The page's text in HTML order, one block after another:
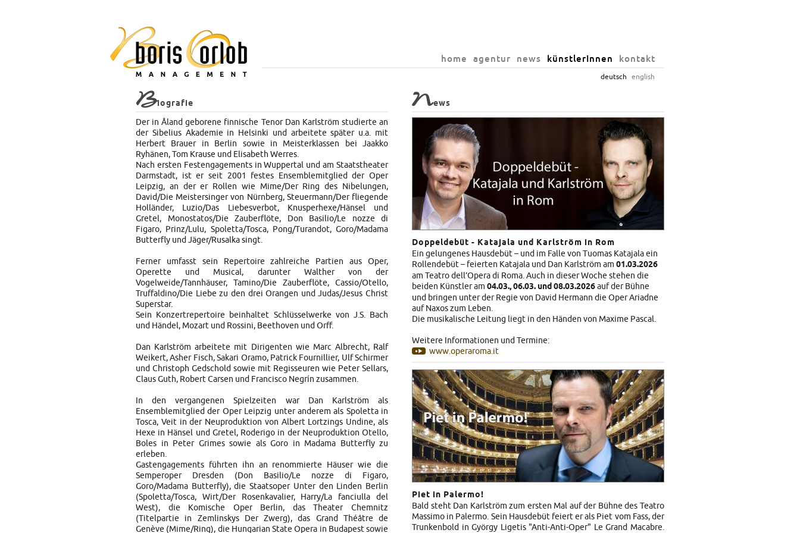
home agentur news künstlerInnen kontakt
deutsch english
Biografie
Der in Åland geborene finnische Tenor Dan Karlström studierte an
der Sibelius Akademie in Helsinki und arbeitete später u.a. mit
Herbert Brauer in Berlin sowie in Meisterklassen bei Jaakko
Ryhänen, Tom Krause und Elisabeth Werres.
Nach ersten Festengagements in Wuppertal und am Staatstheater
Darmstadt, ist er seit 2001 festes Ensemblemitglied der Oper
Leipzig, an der er Rollen wie Mime/Der Ring des Nibelungen,
David/Die Meistersinger von Nürnberg, Steuermann/Der fliegende
Holländer, Luzio/Das Liebesverbot, Knusperhexe/Hänsel und
Gretel, Monostatos/Die Zauberflöte, Don Basilio/Le nozze di
Figaro, Prinz/Lulu, Spoletta/Tosca, Pong/Turandot, Goro/Madama
Butterfly und Jäger/Rusalka singt.
Ferner umfasst sein Repertoire zahlreiche Partien aus Oper,
Operette und Musical, darunter Walther von der
Vogelweide/Tannhäuser, Tamino/Die Zauberflöte, Cassio/Otello,
Truffaldino/Die Liebe zu den drei Orangen und Judas/Jesus Christ
Superstar.
Sein Konzertrepertoire beinhaltet Schlüsselwerke von J.S. Bach
und Händel, Mozart und Rossini, Beethoven und Orff.
Dan Karlström arbeitete mit Dirigenten wie Marc Albrecht, Ralf
Weikert, Asher Fisch, Sakari Oramo, Patrick Fournillier, Ulf Schirmer
und Christoph Gedschold sowie mit Regisseuren wie Peter Sellars,
Claus Guth, Robert Carsen und Francisco Negrín zusammen.
In den vergangenen Spielzeiten war Dan Karlström als
Ensemblemitglied der Oper Leipzig unter anderem als Spoletta in
Tosca, Veit in der Neuproduktion von Albert Lortzings Undine, als
Hexe in Hänsel und Gretel, Roderigo in der Neuproduktion Otello,
Boles in Peter Grimes sowie als Goro in Madama Butterfly zu
erleben.
Gastengagements führten ihn an renommierte Häuser wie die
Semperoper Dresden (Don Basilio/Le nozze di Figaro,
Goro/Madama Butterfly), die Staatsoper Unter den Linden Berlin
(Spoletta/Tosca, Wirt/Der Rosenkavalier, Harry/La fanciulla del
West), die Komische Oper Berlin, das Theater Chemnitz
(Titelpartie in Zemlinskys Der Zwerg), das Grand Théâtre de
Genève (Mime/Ring), die Hungarian State Opera in Budapest sowie
News
Doppeldebüt - Katajala und Karlström in Rom
Ein gelungenes Hausdebüt – und im Falle von Tuomas Katajala ein
Rollendebüt – feierten Katajala und Dan Karlström am 01.03.2026
am Teatro dell’Opera di Roma. Auch in dieser Woche stehen die
beiden Künstler am 04.03., 06.03. und 08.03.2026auf der Bühne
und bringen unter der Regie von David Hermann die Oper Ariadne
auf Naxos zum Leben.
Die musikalische Leitung liegt in den Händen von Maxime Pascal.
Weitere Informationen und Termine:
www.operaroma.it
Piet in Palermo!
Bald steht Dan Karlström zum ersten Mal auf der Bühne des Teatro
Massimo in Palermo. Sein Hausdebüt feiert er als Piet vom Fass, der
Trunkenbold in György Ligetis "Anti-Anti-Oper" Le Grand Macabre.